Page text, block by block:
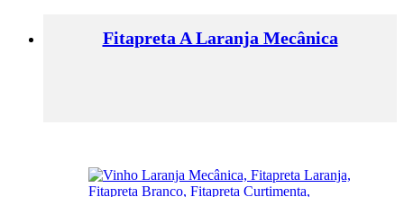
Fitapreta A Laranja Mecânica